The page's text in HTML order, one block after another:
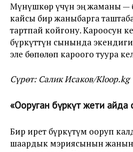
Мүнүшкөр үчүн эң жаманы —
кайсы бир жаныбарга
тартпай койгону. Кароосун
бүркүттүн сынында
эле бөпөлөп кароого туура
Сүрөт: Салик Исаков/Kloop.kg
«Ооруган бүркүт жети айда
Бир ирет бүркүтүм ооруп
шаардык мэриясынын